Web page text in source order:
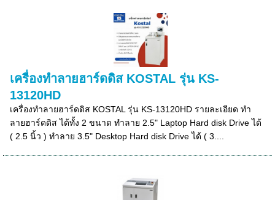
เครื่องทำลายฮาร์ดดิส KOSTAL รุ่น KS-
13120HD
เครื่องทำลายฮาร์ดดิส KOSTAL รุ่น KS-13120HD รายละเอียด ทำ
ลายฮาร์ดดิส ได้ทั้ง 2 ขนาด ทำลาย 2.5" Laptop Hard disk Drive ได้
( 2.5 นิ้ว ) ทำลาย 3.5" Desktop Hard disk Drive ได้ ( 3....